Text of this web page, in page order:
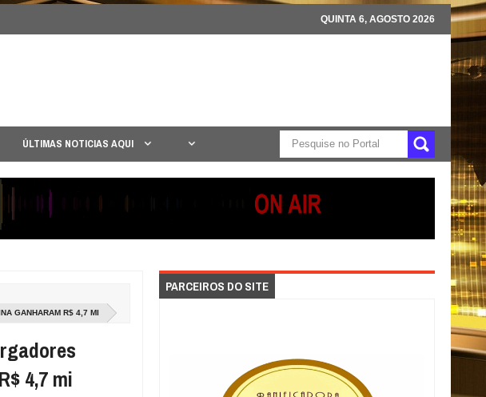
QUINTA 6, AGOSTO 2026
ÚLTIMAS NOTICIAS AQUI
GANHARAM R$ 4,7 MI
4,7 mi
PARCEIROS DO SITE